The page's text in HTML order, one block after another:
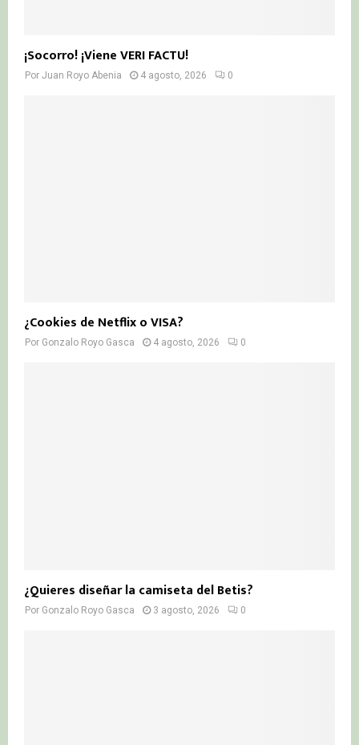
¡Socorro! ¡Viene VERI FACTU!
Por Juan Royo Abenia 4 agosto, 2026 0
¿Cookies de Netflix o VISA?
Por Gonzalo Royo Gasca 4 agosto, 2026 0
¿Quieres diseñar la camiseta del Betis?
Por Gonzalo Royo Gasca 3 agosto, 2026 0